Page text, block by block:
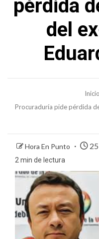
pérdida
del
Inicio
Procuraduría pide pérdida
Hora En Punto
2 min de lectura